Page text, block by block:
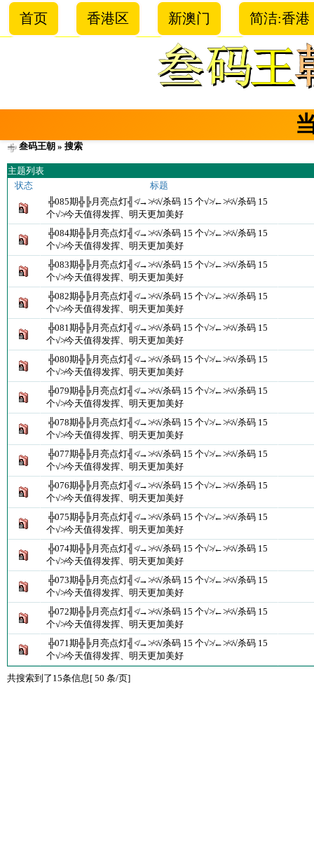
首页 香港区 新澳门 简洁:香港
叁码王朝 » 搜索
主题列表
状态
标题
╬085期╬╠月亮点灯╣≮→≯≮√杀码 15 个√≯←≯≮√杀码 15
个√≯今天值得发挥、明天更加美好
╬084期╬╠月亮点灯╣≮→≯≮√杀码 15 个√≯←≯≮√杀码 15
个√≯今天值得发挥、明天更加美好
╬083期╬╠月亮点灯╣≮→≯≮√杀码 15 个√≯←≯≮√杀码 15
个√≯今天值得发挥、明天更加美好
╬082期╬╠月亮点灯╣≮→≯≮√杀码 15 个√≯←≯≮√杀码 15
个√≯今天值得发挥、明天更加美好
╬081期╬╠月亮点灯╣≮→≯≮√杀码 15 个√≯←≯≮√杀码 15
个√≯今天值得发挥、明天更加美好
╬080期╬╠月亮点灯╣≮→≯≮√杀码 15 个√≯←≯≮√杀码 15
个√≯今天值得发挥、明天更加美好
╬079期╬╠月亮点灯╣≮→≯≮√杀码 15 个√≯←≯≮√杀码 15
个√≯今天值得发挥、明天更加美好
╬078期╬╠月亮点灯╣≮→≯≮√杀码 15 个√≯←≯≮√杀码 15
个√≯今天值得发挥、明天更加美好
╬077期╬╠月亮点灯╣≮→≯≮√杀码 15 个√≯←≯≮√杀码 15
个√≯今天值得发挥、明天更加美好
╬076期╬╠月亮点灯╣≮→≯≮√杀码 15 个√≯←≯≮√杀码 15
个√≯今天值得发挥、明天更加美好
╬075期╬╠月亮点灯╣≮→≯≮√杀码 15 个√≯←≯≮√杀码 15
个√≯今天值得发挥、明天更加美好
╬074期╬╠月亮点灯╣≮→≯≮√杀码 15 个√≯←≯≮√杀码 15
个√≯今天值得发挥、明天更加美好
╬073期╬╠月亮点灯╣≮→≯≮√杀码 15 个√≯←≯≮√杀码 15
个√≯今天值得发挥、明天更加美好
╬072期╬╠月亮点灯╣≮→≯≮√杀码 15 个√≯←≯≮√杀码 15
个√≯今天值得发挥、明天更加美好
╬071期╬╠月亮点灯╣≮→≯≮√杀码 15 个√≯←≯≮√杀码 15
个√≯今天值得发挥、明天更加美好
共搜索到了15条信息[ 50 条/页]